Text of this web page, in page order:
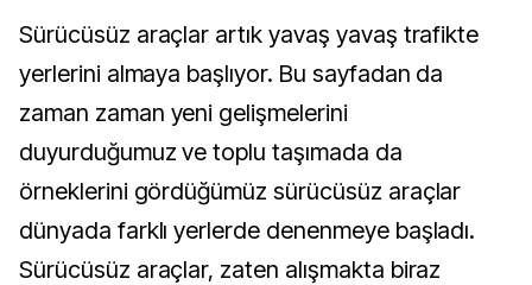
Sürücüsüz araçlar artık yavaş yavaş trafikte
yerlerini almaya başlıyor. Bu sayfadan da
zaman zaman ​yeni gelişmelerini ​
duyurduğumuz ve toplu taşımada da
örneklerini gördüğümüz sürücüsüz araçlar
dünyada farklı yerlerde denenmeye başladı.
Sürücüsüz araçlar​,​ zaten alışmakta biraz